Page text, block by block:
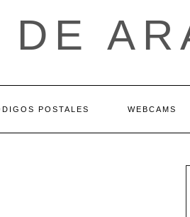
POSTALES WEBCAMS